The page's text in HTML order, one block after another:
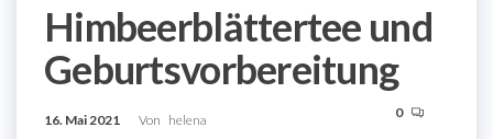
Himbeerblättertee und
Geburtsvorbereitung
16. Mai 2021 Von helena 0